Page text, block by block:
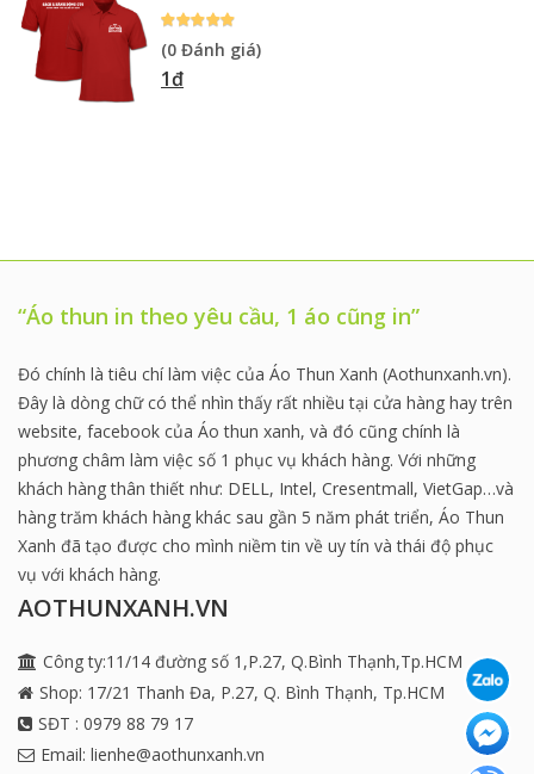
(0 Đánh giá)
1đ
“Áo thun in theo yêu cầu, 1 áo cũng in”
Đó chính là tiêu chí làm việc của Áo Thun Xanh (Aothunxanh.vn).
Đây là dòng chữ có thể nhìn thấy rất nhiều tại cửa hàng hay trên
website, facebook của Áo thun xanh, và đó cũng chính là
phương châm làm việc số 1 phục vụ khách hàng. Với những
khách hàng thân thiết như: DELL, Intel, Cresentmall, VietGap…và
hàng trăm khách hàng khác sau gần 5 năm phát triển, Áo Thun
Xanh đã tạo được cho mình niềm tin về uy tín và thái độ phục
vụ với khách hàng.
AOTHUNXANH.VN
Công ty:11/14 đường số 1,P.27, Q.Bình Thạnh,Tp.HCM
Shop: 17/21 Thanh Đa, P.27, Q. Bình Thạnh, Tp.HCM
SĐT : 0979 88 79 17
Email: lienhe@aothunxanh.vn